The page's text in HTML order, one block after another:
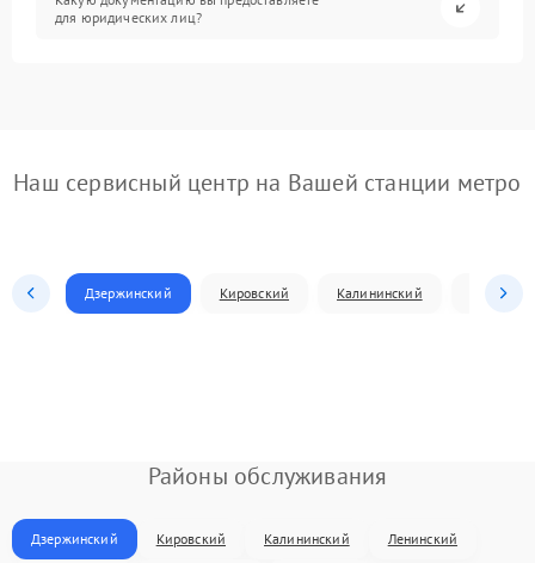
для юридических лиц?
Наш сервисный центр на Вашей станции метро
Дзержинский Кировский Калининский
Районы обслуживания
Дзержинский Кировский Калининский Ленинский